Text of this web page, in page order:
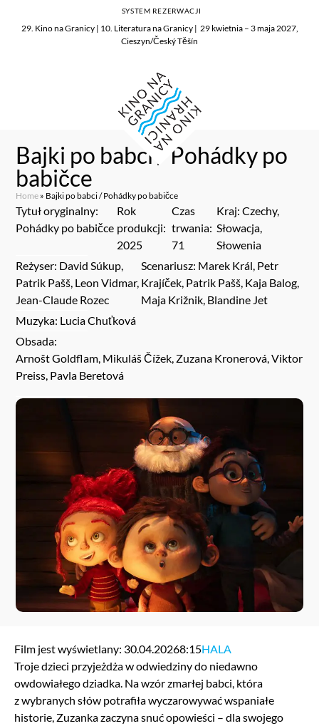
29. Kino na Granicy | 10. Literatura na Granicy | 29 kwietnia – 3 maja 2027,
Cieszyn/Český Těšín
SYSTEM REZERWACJI
Bajki po babci / Pohádky po
babičce
Home » Bajki po babci / Pohádky po babičce
Tytuł oryginalny:
Pohádky po babičce
Rok
produkcji:
2025
Czas
trwania:
71
Kraj: Czechy,
Słowacja,
Słowenia
Reżyser: David Súkup,
Patrik Pašš, Leon Vidmar,
Jean-Claude Rozec
Scenariusz: Marek Král, Petr
Krajíček, Patrik Pašš, Kaja Balog,
Maja Križnik, Blandine Jet
Muzyka: Lucia Chuťková
Obsada:
Arnošt Goldflam, Mikuláš Čížek, Zuzana Kronerová, Viktor
Preiss, Pavla Beretová
Film jest wyświetlany: 30.04.20268:15HALA
Troje dzieci przyjeżdża w odwiedziny do niedawno
owdowiałego dziadka. Na wzór zmarłej babci, która
z wybranych słów potrafiła wyczarowywać wspaniałe
historie, Zuzanka zaczyna snuć opowieści – dla swojego